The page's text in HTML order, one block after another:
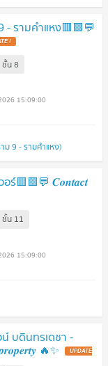
- รามคำแหง​​🟥🟩💬
!
ชั้น8
15:09:00
ม 9 - รามคำแหง)
​🟥🟩💬 𝑪𝒐𝒏𝒕𝒂𝒄𝒕
ชั้น 11
15:09:00
บดินทรเดชา -
🔥✨ UPDATE